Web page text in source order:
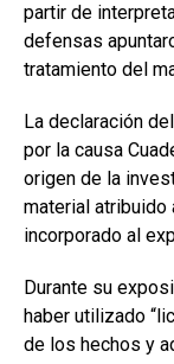
partir de
defensas
tratamiento del
La declaración
por la causa
origen de la
material atribuido
incorporado al
Durante su
haber utilizado
de los hechos y